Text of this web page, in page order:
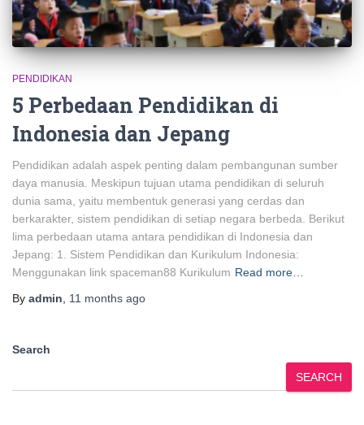
PENDIDIKAN
5 Perbedaan Pendidikan di
Indonesia dan Jepang
Pendidikan adalah aspek penting dalam pembangunan sumber
daya manusia. Meskipun tujuan utama pendidikan di seluruh
dunia sama, yaitu membentuk generasi yang cerdas dan
berkarakter, sistem pendidikan di setiap negara berbeda. Berikut
lima perbedaan utama antara pendidikan di Indonesia dan
Jepang: 1. Sistem Pendidikan dan Kurikulum Indonesia:
Menggunakan link spaceman88 Kurikulum Read more…
By admin 11 months ago
Search
SEARCH